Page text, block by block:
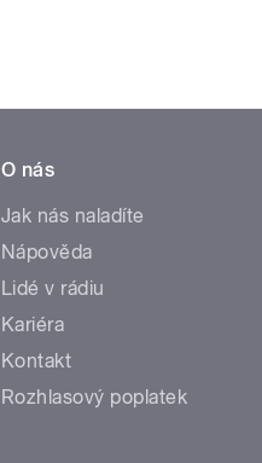
O nás
Jak nás naladíte
Nápověda
Lidé v rádiu
Kariéra
Kontakt
Rozhlasový poplatek